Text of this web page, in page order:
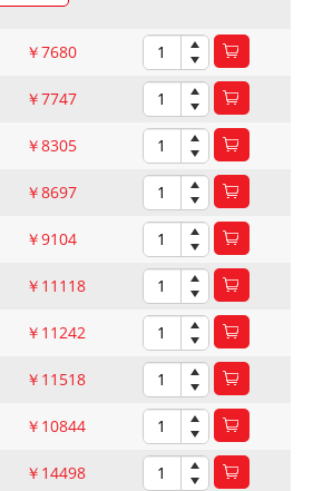
￥7680
￥7747
￥8305
￥8697
￥9104
￥11118
￥11242
￥11518
￥10844
￥14498